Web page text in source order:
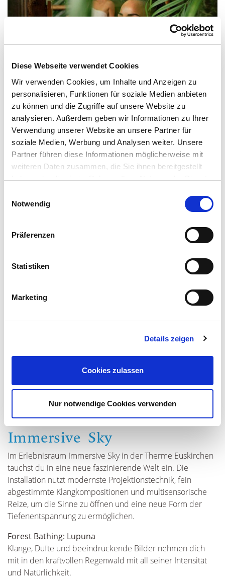
Diese Webseite verwendet Cookies
Wir verwenden Cookies, um Inhalte und Anzeigen zu
personalisieren, Funktionen für soziale Medien anbieten
zu können und die Zugriffe auf unsere Website zu
analysieren. Außerdem geben wir Informationen zu Ihrer
Verwendung unserer Website an unsere Partner für
soziale Medien, Werbung und Analysen weiter. Unsere
Partner führen diese Informationen möglicherweise mit
weiteren Daten zusammen, die Sie ihnen bereitgestellt
haben oder die sie im Rahmen Ihrer Nutzung der Dienste
Cookies, wenn Sie unsere Webseite weiterhin nutzen.
Notwendig
Präferenzen
Statistiken
Marketing
Details zeigen
Cookies zulassen
Nur notwendige Cookies verwenden
360 °-Klangbad –
Tropensauna
Erlebe eine der ersten Saunen mit immersiver
Kunstinstallation, eine mulitisensorische Erfahrung, die
Wärme, Natur und Klang verbindet. Sanft verschmelzen
Vogelgezwitscher, Rascheln und tropische Klänge zu einer
sich ständig verändernden Komposition – ein 360°-
anders, jeder Ton bringt dich tiefer in die Ruhe. Ein
immersives Erlebnis, das dich belebt, harmonisiert und
Therme Euskirchen
Immersive Sky
Im Erlebnisraum Immersive Sky in der Therme Euskirchen
tauchst du in eine neue faszinierende Welt ein. Die
Installation nutzt modernste Projektionstechnik, fein
abgestimmte Klangkompositionen und multisensorische
Reize, um die Sinne zu öffnen und eine neue Form der
Tiefenentspannung zu ermöglichen.
Forest Bathing: Lupuna
Klänge, Düfte und beeindruckende Bilder nehmen dich
mit in den kraftvollen Regenwald mit all seiner Intensität
und Natürlichkeit.